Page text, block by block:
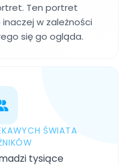
Ten portret
w zależności
się go ogląda.
ŚWIATA
tysiące